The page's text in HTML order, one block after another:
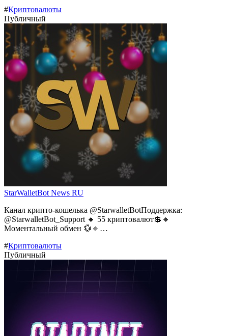
#Криптовалюты
Публичный
StarWalletBot News RU
Канал крипто-кошелька @StarwalletBotПоддержка:
@StarwalletBot_Support 🔸 55 криптовалют💲🔸
Моментальный обмен 💱🔸…
#Криптовалюты
Публичный